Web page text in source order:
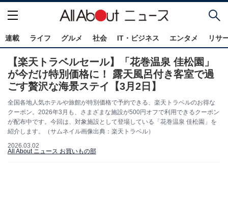
連載 ライフ グルメ 社会 IT・ビジネス エンタメ リサ
【楽天トラベルセール】「花巻温泉 佳松園」
が今だけ特別価格に！ 露天風呂付き客室で過
ごす贅沢な海景ステイ【3月2日】
全国各地人気ホテルや旅館が特別価格で予約できる、楽天トラベルのお得な
クーポン。2026年3月も、さまざまな施設が500円オフで利用できるクーポン
が配布中です。今回は、対象施設として登場している「花巻温泉 佳松園」を
紹介します。（サムネイル画像出典：楽天トラベル）
2026.03.02
All About ニュース お買いもの部